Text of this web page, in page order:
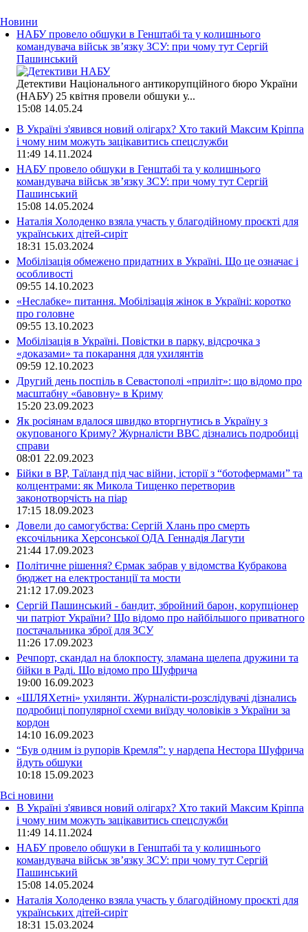
Новини
НАБУ провело обшуки в Генштабі та у колишнього
командувача військ зв’язку ЗСУ: при чому тут Сергій
Пашинський
Детективи Національного антикорупційного бюро України
(НАБУ) 25 квітня провели обшуки у...
15:08 14.05.24
В Україні з'явився новий олігарх? Хто такий Максим Кріппа
і чому ним можуть зацікавитись спецслужби
11:49 14.11.2024
НАБУ провело обшуки в Генштабі та у колишнього
командувача військ зв’язку ЗСУ: при чому тут Сергій
Пашинський
15:08 14.05.2024
Наталія Холоденко взяла участь у благодійному проєкті для
українських дітей-сиріт
18:31 15.03.2024
Мобілізація обмежено придатних в Україні. Що це означає і
особливості
09:55 14.10.2023
«Неслабке» питання. Мобілізація жінок в Україні: коротко
про головне
09:55 13.10.2023
Мобілізація в Україні. Повістки в парку, відсрочка з
«доказами» та покарання для ухилянтів
09:59 12.10.2023
Другий день поспіль в Севастополі «приліт»: що відомо про
масштабну «бавовну» в Криму
15:20 23.09.2023
Як росіянам вдалося швидко вторгнутись в Україну з
окупованого Криму? Журналісти ВВС дізнались подробиці
справи
08:01 22.09.2023
Бійки в ВР, Таїланд під час війни, історії з “ботофермами” та
колцентрами: як Микола Тищенко перетворив
законотворчість на піар
17:15 18.09.2023
Довели до самогубства: Сергій Хлань про смерть
ексочільника Херсонської ОДА Геннадія Лагути
21:44 17.09.2023
Політичне рішення? Єрмак забрав у відомства Кубракова
бюджет на електростанції та мости
21:12 17.09.2023
Сергій Пашинський - бандит, збройний барон, корупціонер
чи патріот України? Що відомо про найбільшого приватного
постачальника зброї для ЗСУ
11:26 17.09.2023
Речпорт, скандал на блокпосту, зламана щелепа дружини та
бійки в Раді. Що відомо про Шуфрича
19:00 16.09.2023
«ШЛЯХетні» ухилянти. Журналісти-розслідувачі дізнались
подробиці популярної схеми виїзду чоловіків з України за
кордон
14:10 16.09.2023
“Був одним із рупорів Кремля”: у нардепа Нестора Шуфрича
йдуть обшуки
10:18 15.09.2023
Всі новини
В Україні з'явився новий олігарх? Хто такий Максим Кріппа
і чому ним можуть зацікавитись спецслужби
11:49 14.11.2024
НАБУ провело обшуки в Генштабі та у колишнього
командувача військ зв’язку ЗСУ: при чому тут Сергій
Пашинський
15:08 14.05.2024
Наталія Холоденко взяла участь у благодійному проєкті для
українських дітей-сиріт
18:31 15.03.2024